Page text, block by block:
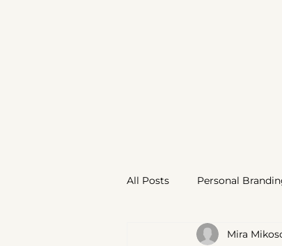
All Posts Personal
Mira